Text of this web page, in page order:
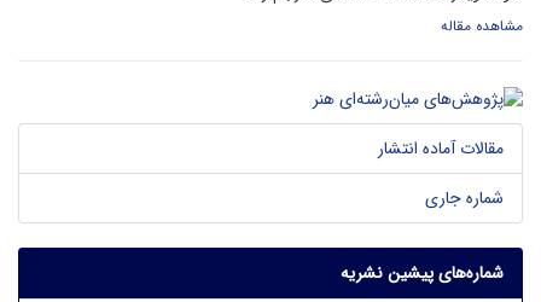
مشاهده مقاله
مقالات آماده انتشار
شماره جاری
شماره‌های پیشین نشریه